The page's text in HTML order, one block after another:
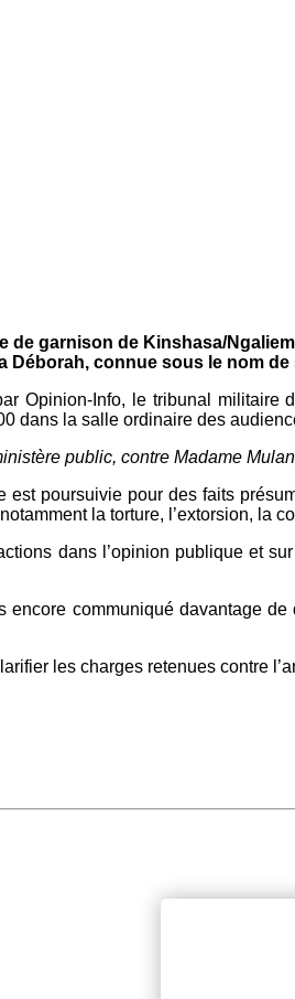
garnison de Kinshasa/
Déborah, connue sous le nom
Opinion-Info, le tribunal
dans la salle ordinaire des
public, contre Madame
est poursuivie pour des faits
la torture, l’extorsion, la
dans l’opinion publique et
encore communiqué davantage
les charges retenues contre